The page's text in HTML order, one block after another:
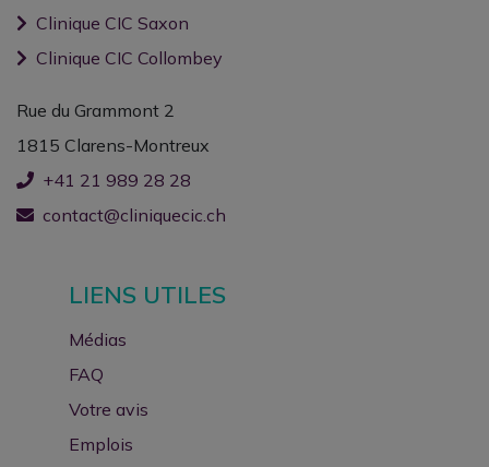
Clinique CIC Saxon
Clinique CIC Collombey
Rue du Grammont 2
1815 Clarens-Montreux
+41 21 989 28 28
contact@cliniquecic.ch
LIENS UTILES
Médias
FAQ
Votre avis
Emplois